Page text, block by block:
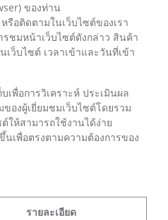
ของท่าน
อติดตามในเว็บไซต์ของเรา
ชมหน้าเว็บไซต์ดังกล่าว สินค้า
ว็บไซต์ เวลาเข้าและวันที่เข้า
เพื่อการวิเคราะห์ ประเมินผล
องผู้เยี่ยมชมเว็บไซต์โดยรวม
ห้สามารถใช้งานได้ง่าย
เพื่อตรงตามความต้องการของ
รายละเอียด